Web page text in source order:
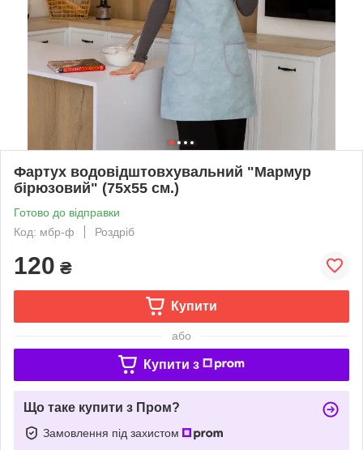
Фартух водовідштовхувальний "Мармур
бірюзовий" (75х55 см.)
Готово до відправки
Код: мбр-ф
Роздріб
120 ₴
Купити
або
Купити з
Що таке купити з Пром?
Замовлення під захистом